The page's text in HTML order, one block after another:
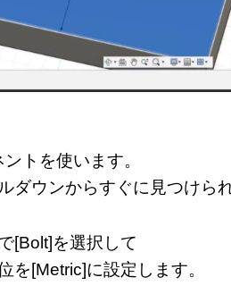
トを使います。
ダウンからすぐに見つけら
[Bolt]を選択して
を[Metric]に設定します。